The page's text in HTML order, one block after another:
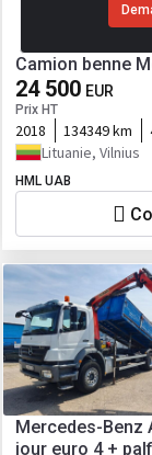
Camion benne
24 500 EUR
Prix HT
2018 134349 km
Lituanie, Vilnius
HML UAB
Mercedes-Benz
jour euro 4 +